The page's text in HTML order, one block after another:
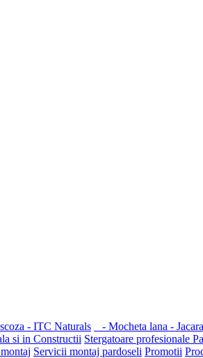
- ITC Naturals - Mocheta lana -
si in Constructii Stergatoare profesionale
Servicii montaj pardoseli Promotii